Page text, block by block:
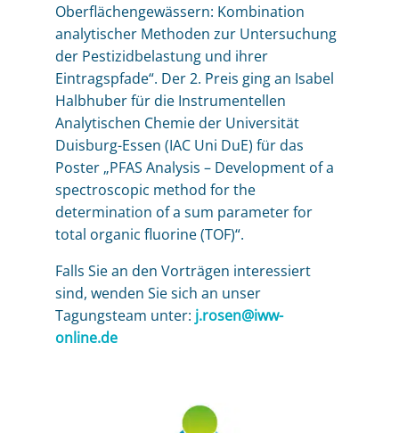
Oberflächengewässern: Kombination
analytischer Methoden zur Untersuchung
der Pestizidbelastung und ihrer
Eintragspfade“. Der 2. Preis ging an Isabel
Halbhuber für die Instrumentellen
Analytischen Chemie der Universität
Duisburg-Essen (IAC Uni DuE) für das
Poster „PFAS Analysis – Development of a
spectroscopic method for the
determination of a sum parameter for
total organic fluorine (TOF)“.
Falls Sie an den Vorträgen interessiert
sind, wenden Sie sich an unser
Tagungsteam unter: j.rosen@iww-
online.de